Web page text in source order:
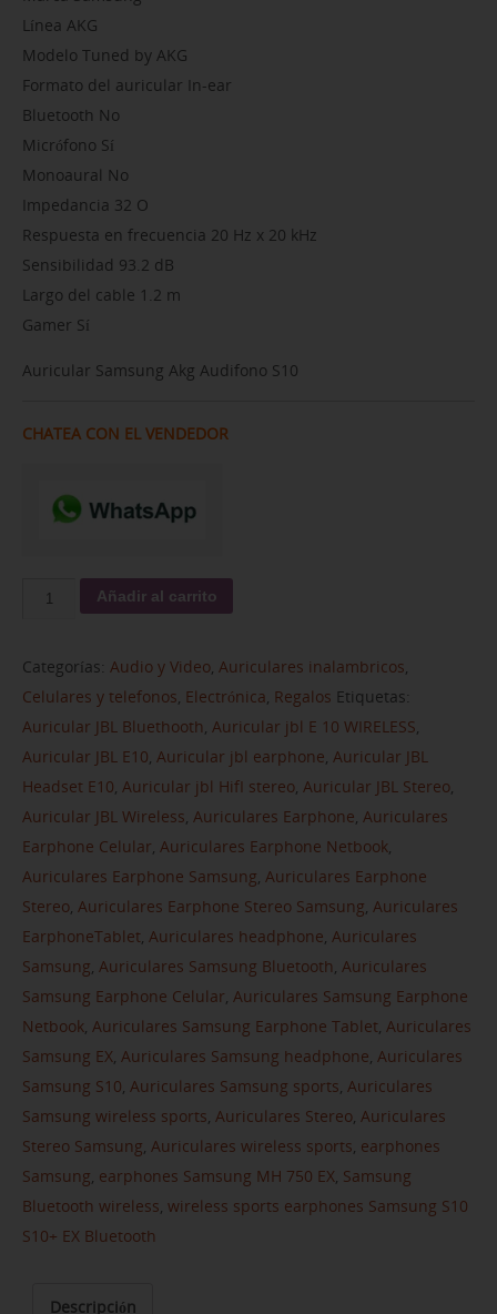
Línea AKG
Modelo Tuned by AKG
Formato del auricular In-ear
Bluetooth No
Micrófono Sí
Monoaural No
Impedancia 32 O
Respuesta en frecuencia 20 Hz x 20 kHz
Sensibilidad 93.2 dB
Largo del cable 1.2 m
Gamer Sí
Auricular Samsung Akg Audifono S10
CHATEA CON EL VENDEDOR
Añadir al carrito
Categorías: Audio y Video, Auriculares inalambricos,
Celulares y telefonos, Electrónica, Regalos Etiquetas:
Auricular JBL Bluethooth, Auricular jbl E 10 WIRELESS,
Auricular JBL E10, Auricular jbl earphone, Auricular JBL
Headset E10, Auricular jbl HifI stereo, Auricular JBL Stereo,
Auricular JBL Wireless, Auriculares Earphone, Auriculares
Earphone Celular, Auriculares Earphone Netbook,
Auriculares Earphone Samsung, Auriculares Earphone
Stereo, Auriculares Earphone Stereo Samsung, Auriculares
EarphoneTablet, Auriculares headphone, Auriculares
Samsung, Auriculares Samsung Bluetooth, Auriculares
Samsung Earphone Celular, Auriculares Samsung Earphone
Netbook, Auriculares Samsung Earphone Tablet, Auriculares
Samsung EX, Auriculares Samsung headphone, Auriculares
Samsung S10, Auriculares Samsung sports, Auriculares
Samsung wireless sports, Auriculares Stereo, Auriculares
Stereo Samsung, Auriculares wireless sports, earphones
Samsung, earphones Samsung MH 750 EX, Samsung
Bluetooth wireless, wireless sports earphones Samsung S10
S10+ EX Bluetooth
Descripción